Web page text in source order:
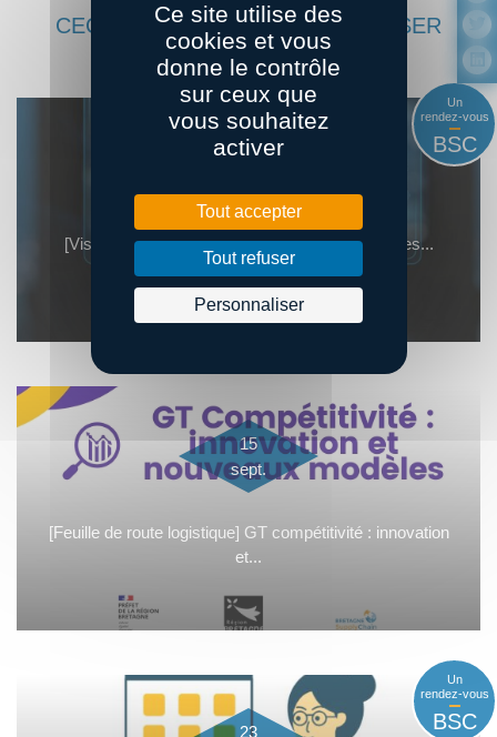
CECI POURRAIT VOUS INTÉRESSER
03
Un
rendez-vous
BSC
[Visite] La stratégie IA chez Maison Cadiou & ses...
Réservé aux adhérents
15
sept.
[Feuille de route logistique] GT compétitivité : innovation
et...
23
Un
rendez-vous
BSC
Ce site utilise des
cookies et vous
donne le contrôle
sur ceux que
vous souhaitez
activer
Tout accepter
Tout refuser
Personnaliser